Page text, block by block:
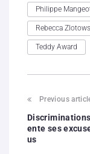
Philippe
Rebecca
Teddy Award
Previous
Discriminations
ente ses
us